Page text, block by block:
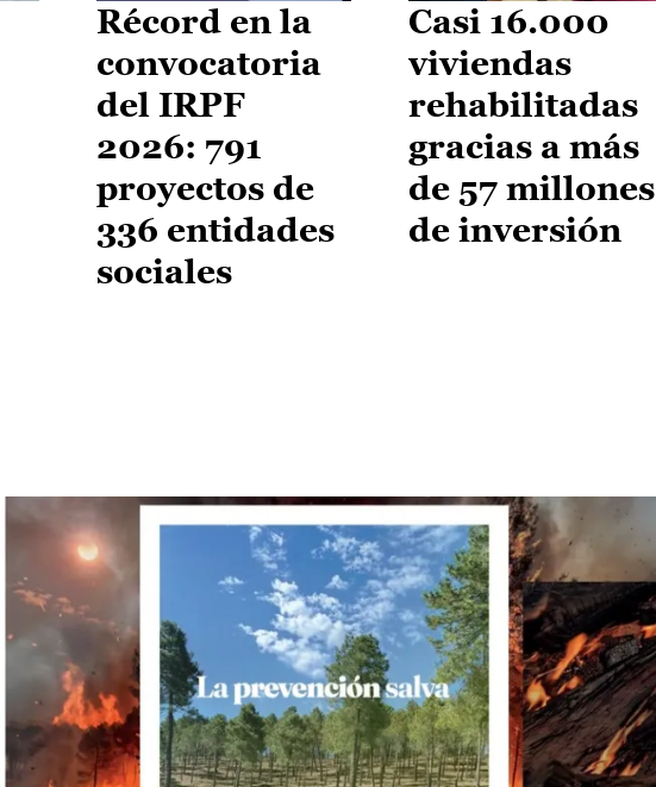
Récord en la
convocatoria
del IRPF
2026: 791
proyectos de
336 entidades
sociales
Casi 16.000
viviendas
rehabilitadas
gracias a más
de 57 millones
de inversión